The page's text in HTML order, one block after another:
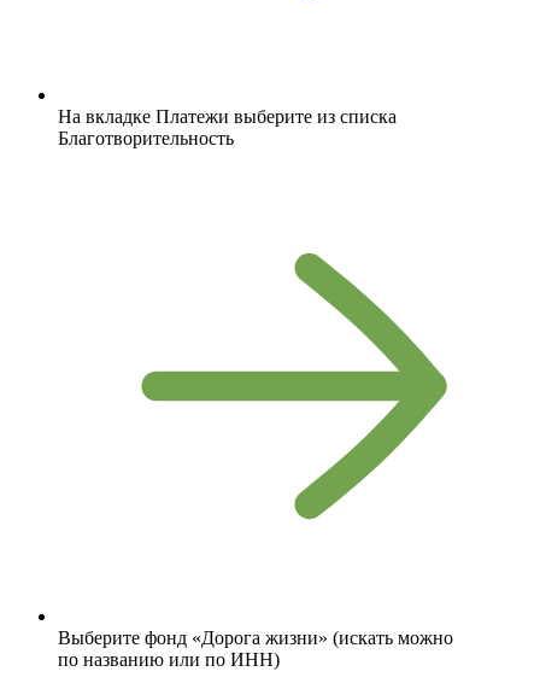
На вкладке Платежи выберите из списка
Благотворительность
Выберите фонд «Дорога жизни» (искать можно
по названию или по ИНН)